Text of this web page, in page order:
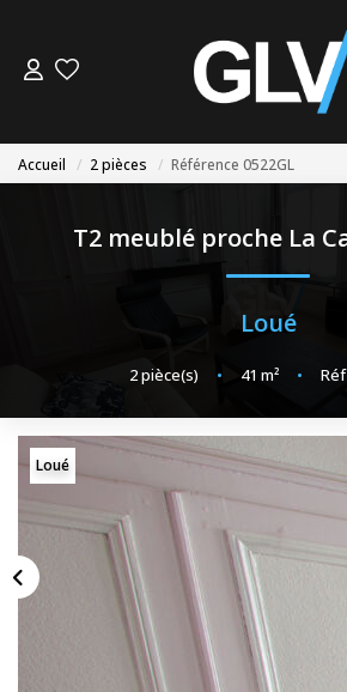
LOCATION
SYNDIC
Nos Agences
Nous Rejoindre
Nos Actualités
CONTACT
Accueil 2 pièces Référence 0522GL
T2 meublé proche La
Loué
2pièce(s) • 41 m² •
Loué